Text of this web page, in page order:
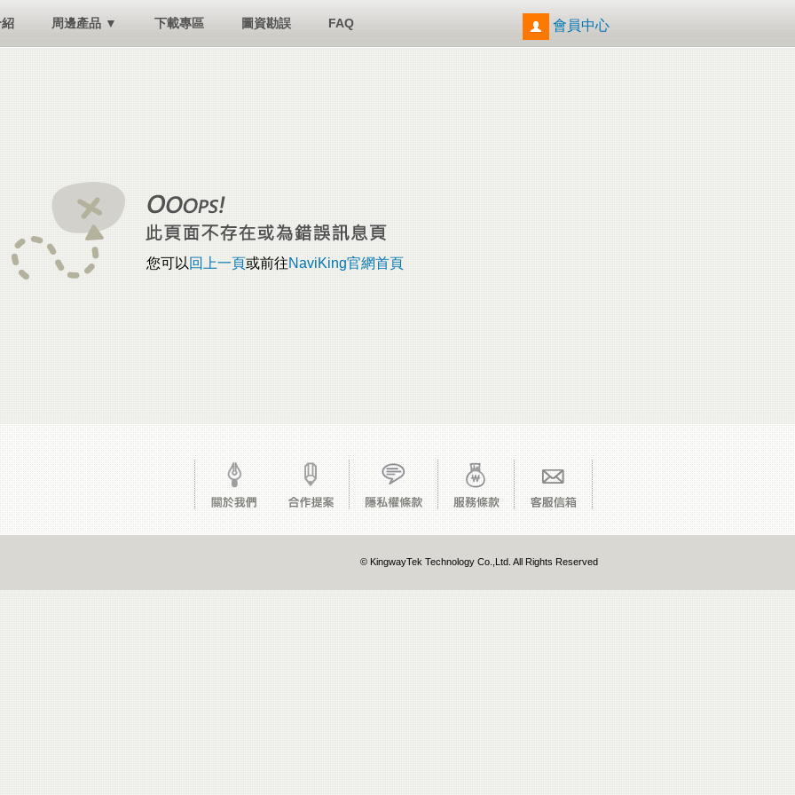
周邊產品 ▼ 下載專區 圖資勘誤 FAQ 會員中心
您可以 回上一頁或前往NaviKing官網首頁
© KingwayTek Technology Co.,Ltd. All Rights Reserved